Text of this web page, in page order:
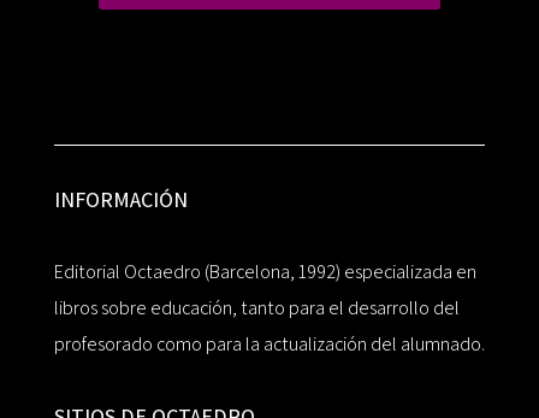
INFORMACIÓN
Editorial Octaedro (Barcelona, 1992) especializada en
libros sobre educación, tanto para el desarrollo del
profesorado como para la actualización del alumnado.